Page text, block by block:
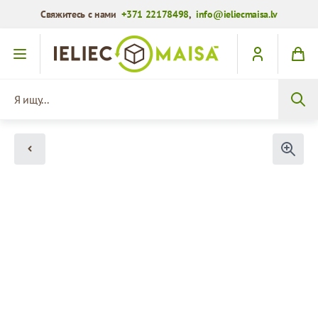
Свяжитесь с нами+371 22178498,info@ieliecmaisa.lv
Перейти к содержимому